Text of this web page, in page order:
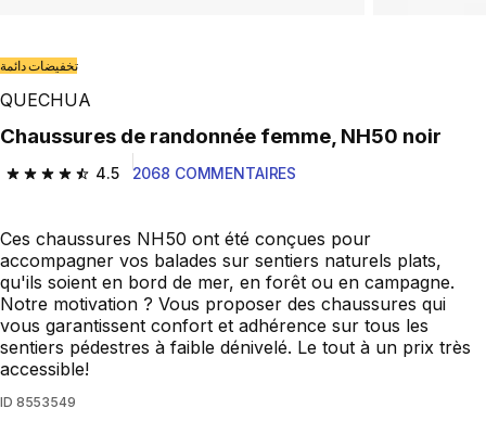
تخفيضات دائمة
QUECHUA
Chaussures de randonnée femme, NH50 noir
4.5
4.5 out of 5 stars from 2068 reviews
2068 COMMENTAIRES
Ces chaussures NH50 ont été conçues pour
accompagner vos balades sur sentiers naturels plats,
qu'ils soient en bord de mer, en forêt ou en campagne.
Notre motivation ? Vous proposer des chaussures qui
vous garantissent confort et adhérence sur tous les
sentiers pédestres à faible dénivelé. Le tout à un prix très
accessible!
ID 8553549